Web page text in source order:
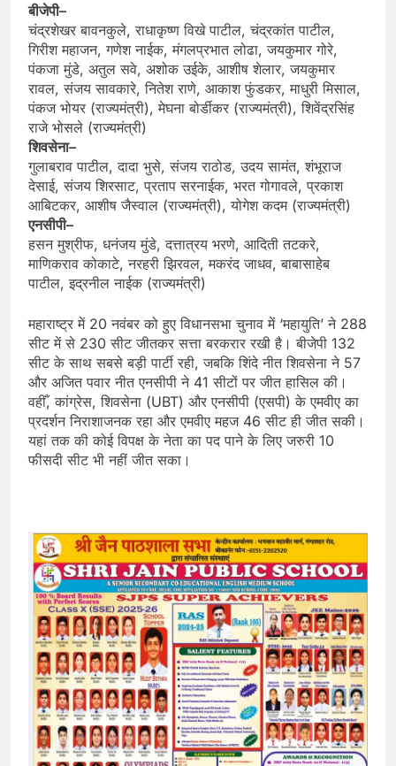
बीजेपी–
चंद्रशेखर बावनकुले, राधाकृष्ण विखे पाटील, चंद्रकांत पाटील,
गिरीश महाजन, गणेश नाईक, मंगलप्रभात लोढा, जयकुमार गोरे,
पंकजा मुंडे, अतुल सवे, अशोक उईके, आशीष शेलार, जयकुमार
रावल, संजय सावकारे, नितेश राणे, आकाश फुंडकर, माधुरी मिसाल,
पंकज भोयर (राज्यमंत्री), मेघना बोर्डीकर (राज्यमंत्री), शिवेंद्रसिंह
राजे भोसले (राज्यमंत्री)
शिवसेना–
गुलाबराव पाटील, दादा भुसे, संजय राठोड, उदय सामंत, शंभूराज
देसाई, संजय शिरसाट, प्रताप सरनाईक, भरत गोगावले, प्रकाश
आबिटकर, आशीष जैस्वाल (राज्यमंत्री), योगेश कदम (राज्यमंत्री)
एनसीपी–
हसन मुश्रीफ, धनंजय मुंडे, दत्तात्रय भरणे, आदिती तटकरे,
माणिकराव कोकाटे, नरहरी झिरवल, मकरंद जाधव, बाबासाहेब
पाटील, इद्रनील नाईक (राज्यमंत्री)
महाराष्ट्र में 20 नवंबर को हुए विधानसभा चुनाव में ‘महायुति’ ने 288
सीट में से 230 सीट जीतकर सत्ता बरकरार रखी है। बीजेपी 132
सीट के साथ सबसे बड़ी पार्टी रही, जबकि शिंदे नीत शिवसेना ने 57
और अजित पवार नीत एनसीपी ने 41 सीटों पर जीत हासिल की।
वहीँ, कांग्रेस, शिवसेना (UBT) और एनसीपी (एसपी) के एमवीए का
प्रदर्शन निराशाजनक रहा और एमवीए महज 46 सीट ही जीत सकी।
यहां तक की कोई विपक्ष के नेता का पद पाने के लिए जरुरी 10
फीसदी सीट भी नहीं जीत सका।